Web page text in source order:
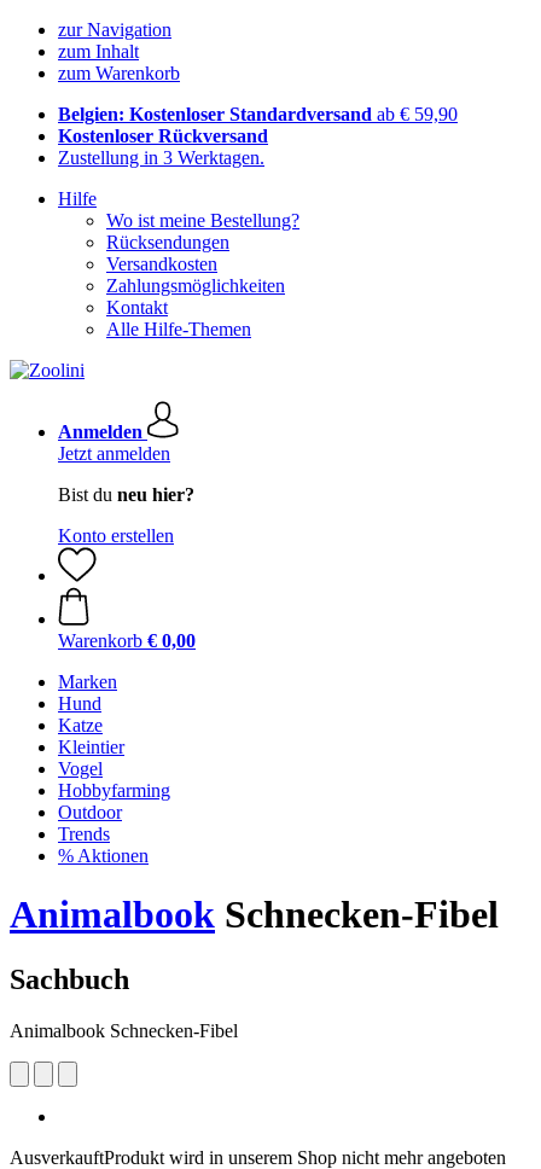
zur Navigation
zum Inhalt
zum Warenkorb
Belgien: Kostenloser Standardversand ab € 59,90
Kostenloser Rückversand
Zustellung in 3 Werktagen.
Hilfe
Wo ist meine Bestellung?
Rücksendungen
Versandkosten
Zahlungsmöglichkeiten
Kontakt
Alle Hilfe-Themen
Anmelden
Jetzt anmelden
Bist du neu hier?
Konto erstellen
Warenkorb € 0,00
Marken
Hund
Katze
Kleintier
Vogel
Hobbyfarming
Outdoor
Trends
% Aktionen
Animalbook Schnecken-Fibel
Sachbuch
Animalbook Schnecken-Fibel
AusverkauftProdukt wird in unserem Shop nicht mehr angeboten